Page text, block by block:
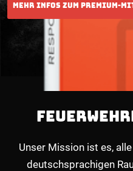
Unser Mission ist es,
deutschsprachigen